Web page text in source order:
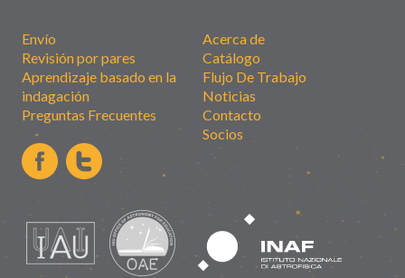
Envío
Revisión por pares
Aprendizaje basado en la
indagación
Preguntas Frecuentes
Acerca de
Catálogo
Flujo De Trabajo
Noticias
Contacto
Socios